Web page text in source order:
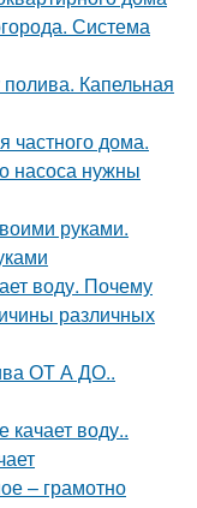
Система
Капельная
частного дома.
насоса нужны
руками.
воду. Почему
различных
ОТ А ДО..
качает воду..
– грамотно